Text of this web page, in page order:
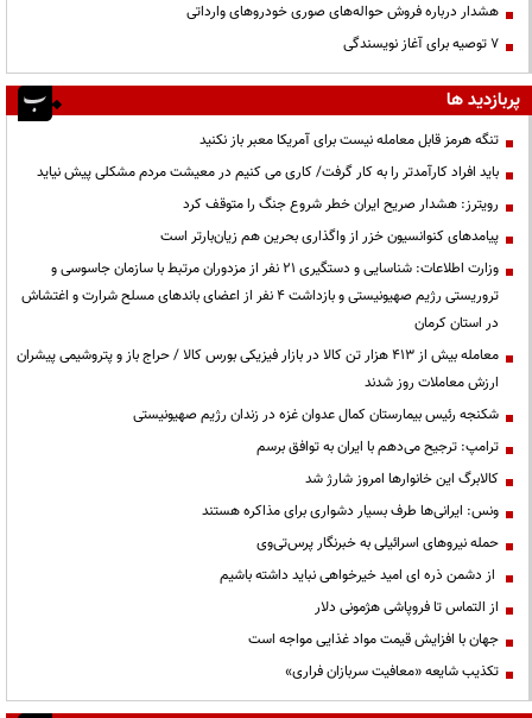
هشدار درباره فروش حواله‌های صوری خودروهای وارداتی
۷ توصیه برای آغاز نویسندگی
پربازدید ها
تنگه هرمز قابل معامله نیست برای آمریکا معبر باز نکنید
باید افراد کارآمدتر را به کار گرفت/ کاری می کنیم در معیشت مردم مشکلی پیش نیاید
رویترز: هشدار صریح ایران خطر شروع جنگ را متوقف کرد
پیامدهای کنوانسیون خزر از واگذاری بحرین هم زیان‌بارتر است
وزارت اطلاعات: شناسایی و دستگیری ۲۱ نفر از مزدوران مرتبط با سازمان جاسوسی و
تروریستی رژیم صهیونیستی و بازداشت ۴ نفر از اعضای باندهای مسلح شرارت و اغتشاش
در استان کرمان
معامله بیش از ۴۱۳ هزار تن کالا در بازار فیزیکی بورس کالا / حراج باز و پتروشیمی پیشران
ارزش معاملات روز شدند
شکنجه رئیس بیمارستان کمال عدوان غزه در زندان رژیم صهیونیستی
ترامپ: ترجیح می‌دهم با ایران به توافق برسم
کالابرگ این خانوارها امروز شارژ شد
ونس: ایرانی‌ها طرف بسیار دشواری برای مذاکره هستند
حمله نیروهای اسرائیلی به خبرنگار پرس‌تی‌وی
از دشمن ذره ای امید خیرخواهی نباید داشته باشیم
از التماس تا فروپاشی هژمونی دلار
جهان با افزایش قیمت مواد غذایی مواجه است
تکذیب شایعه «معافیت سربازان فراری»